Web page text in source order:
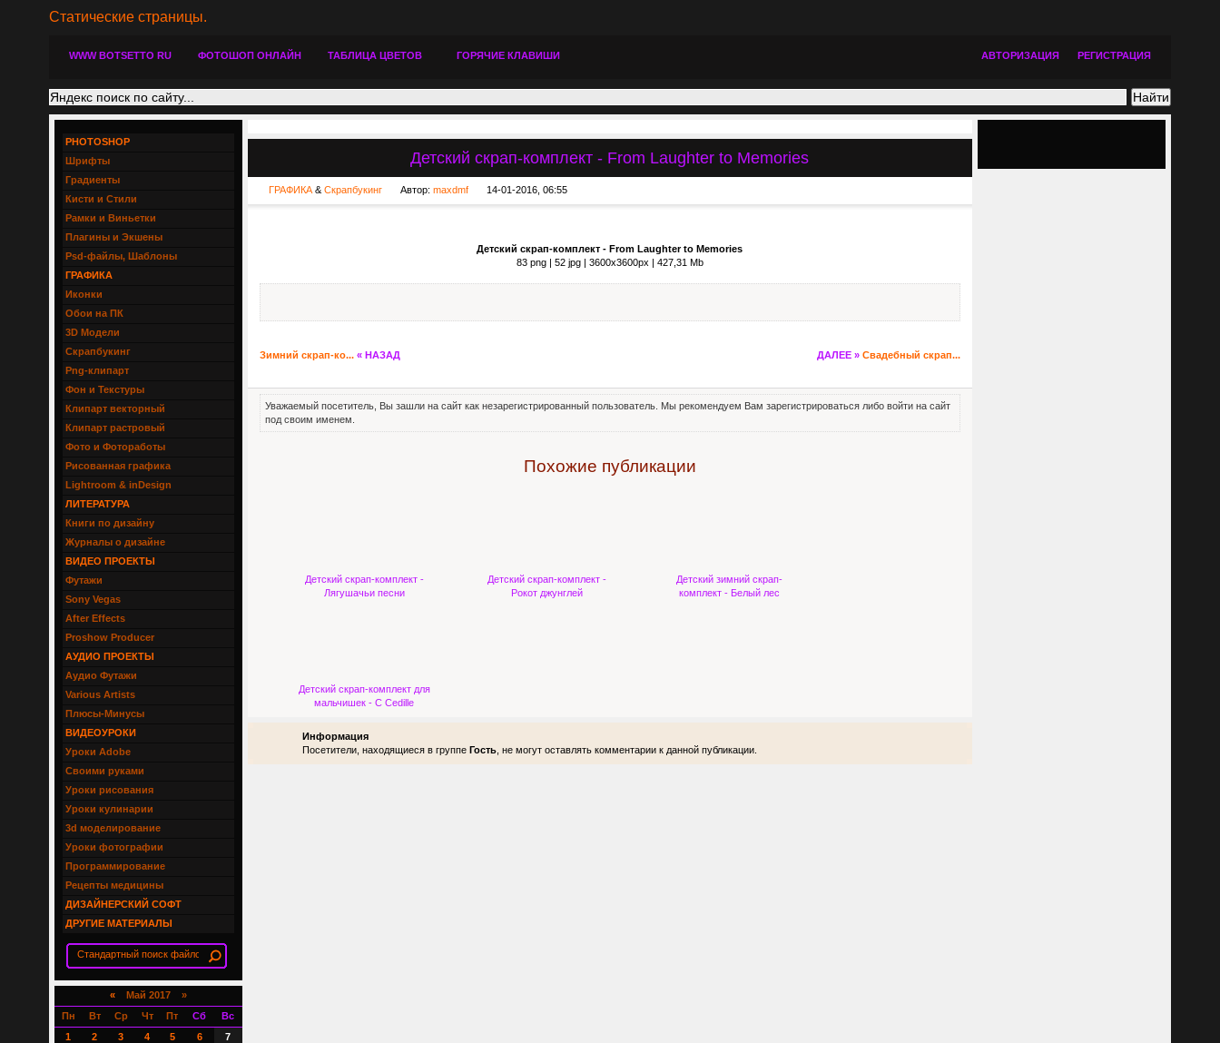
Статические страницы.
WWW BOTSETTO RU ФОТОШОП ОНЛАЙН ТАБЛИЦА ЦВЕТОВ ГОРЯЧИЕ КЛАВИШИ АВТОРИЗАЦИЯ РЕГИСТРАЦИЯ
Детский скрап-комплект - From Laughter to Memories
ГРАФИКА& Скрапбукинг Автор: maxdmf 14-01-2016, 06:55
Детский скрап-комплект - From Laughter to Memories
83 png | 52 jpg | 3600x3600px | 427,31 Mb
Зимний скрап-ко... « НАЗАД ДАЛЕЕ » Свадебный скрап...
Уважаемый посетитель, Вы зашли на сайт как незарегистрированный пользователь. Мы рекомендуем Вам зарегистрироваться либо войти на сайт
под своим именем.
Похожие публикации
Детский скрап-комплект -
Лягушачьи песни
Детский скрап-комплект -
Рокот джунглей
Детский зимний скрап-
комплект - Белый лес
Детский скрап-комплект для
мальчишек - C Cedille
Информация
Посетители, находящиеся в группе Гость, не могут оставлять комментарии к данной публикации.
PHOTOSHOP
Шрифты
Градиенты
Кисти и Стили
Рамки и Виньетки
Плагины и Экшены
Psd-файлы, Шаблоны
ГРАФИКА
Иконки
Обои на ПК
3D Модели
Скрапбукинг
Png-клипарт
Фон и Текстуры
Клипарт векторный
Клипарт растровый
Фото и Фотоработы
Рисованная графика
Lightroom & inDesign
ЛИТЕРАТУРА
Книги по дизайну
Журналы о дизайне
ВИДЕО ПРОЕКТЫ
Футажи
Sony Vegas
After Effects
Proshow Producer
АУДИО ПРОЕКТЫ
Аудио Футажи
Various Artists
Плюсы-Минусы
ВИДЕОУРОКИ
Уроки Adobe
Своими руками
Уроки рисования
Уроки кулинарии
3d моделирование
Уроки фотографии
Программирование
Рецепты медицины
ДИЗАЙНЕРСКИЙ СОФТ
ДРУГИЕ МАТЕРИАЛЫ
«Май 2017 »
Пн
Вт Ср Чт Пт Сб
Вс
1
2 3 4 5 6
7